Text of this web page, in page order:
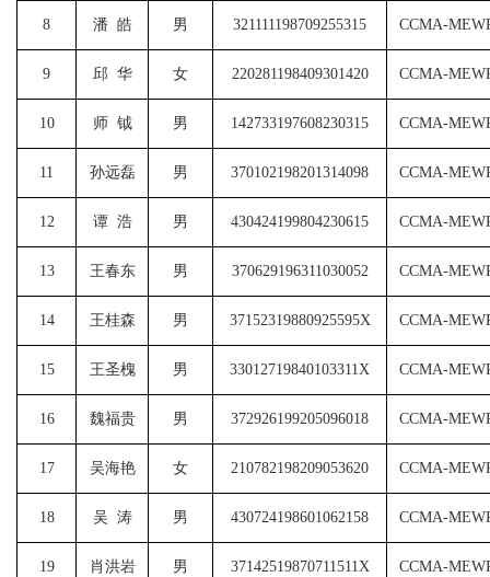
8 潘 皓 男 321111198709255315 CCMA-
9 邱 华 女 220281198409301420 CCMA-
10 师 钺 男 142733197608230315 CCMA-
11 孙远磊 男 370102198201314098 CCMA-
12 谭 浩 男 430424199804230615 CCMA-
13 王春东 男 370629196311030052 CCMA-
14 王桂森 男 37152319880925595X CCMA-
15 王圣槐 男 33012719840103311X CCMA-
16 魏福贵 男 372926199205096018 CCMA-
17 吴海艳 女 210782198209053620 CCMA-
18 吴 涛 男 430724198601062158 CCMA-
19 肖洪岩 男 37142519870711511X CCMA-